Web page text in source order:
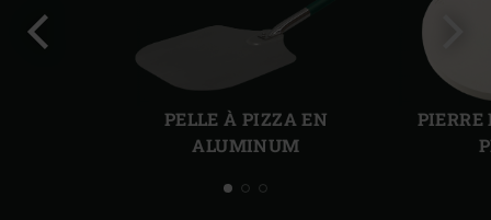
PELLE À PIZZA EN
ALUMINUM
PIERRE